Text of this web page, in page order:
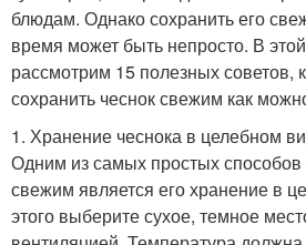
блюдам. Однако сохранить его
время может быть непросто. В
рассмотрим 15 полезных советов,
сохранить чеснок свежим как
1. Хранение чеснока в целебном
Одним из самых простых способов
свежим является его хранение в
этого выберите сухое, темное